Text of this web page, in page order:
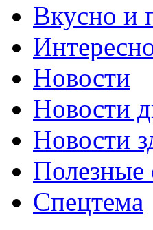
Вкусно и
Новости
Новости
Новости
Полезные
Спецтема